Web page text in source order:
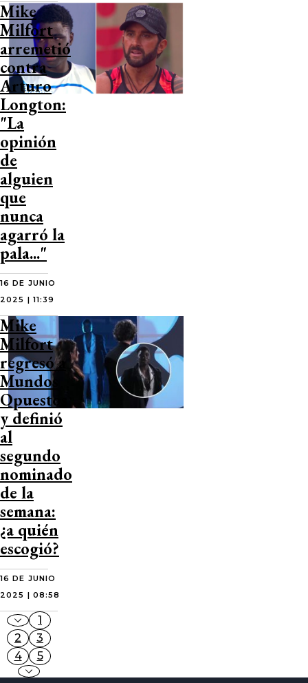
Mike
Milfort
arremetió
contra
Arturo
Longton:
"La
opinión
de
alguien
que
nunca
agarró la
pala..."
16 DE JUNIO
2025 | 11:39
Mike
Milfort
regresó a
Mundos
Opuestos
y definió
al
segundo
nominado
de la
semana:
¿a quién
escogió?
16 DE JUNIO
2025 | 08:58
1
2
3
4
5